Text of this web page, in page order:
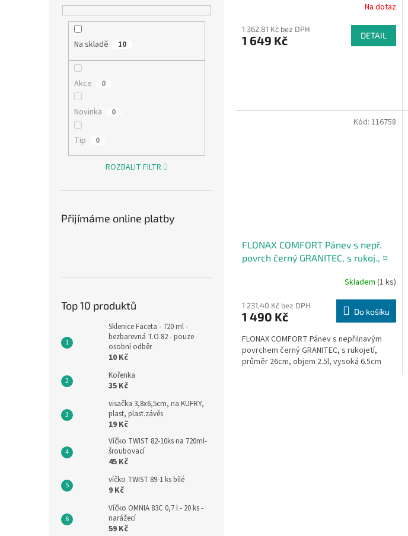
Na skladě 10
Akce 0
Novinka 0
Tip 0
ROZBALIT FILTR
Přijímáme online platby
Top 10 produktů
Sklenice Faceta - 720 ml -
bezbarevná T.O.82 - pouze
osobní odběr
10 Kč
Kořenka
35 Kč
visačka 3,8x6,5cm, na KUFRY,
plast, plast.závěs
19 Kč
Víčko TWIST 82-10ks na 720ml-
šroubovací
45 Kč
víčko TWIST 89-1 ks bílé
9 Kč
Víčko OMNIA 83C 0,7 l - 20 ks -
narážecí
59 Kč
Na dotaz
1 362,81 Kč bez DPH
1 649 Kč DETAIL
FLONAX COMFORT Pánev s nepř.
povrch černý GRANITEC, s rukoj., ¤
Skladem (1 ks)
1 231,40 Kč bez DPH
1 490 Kč Do košíku
FLONAX COMFORT Pánev s nepřilnavým
povrchem černý GRANITEC, s rukojetí,
průměr 26cm, objem 2.5l, vysoká 6.5cm
Kód: 116758